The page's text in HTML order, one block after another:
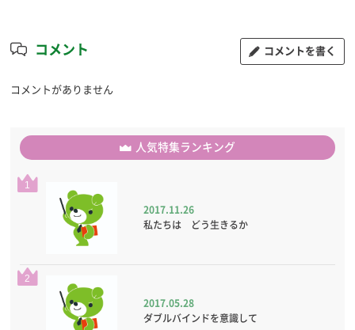
コメント コメントを書く
コメントがありません
人気特集ランキング
1
2017.11.26
私たちは どう生きるか
2
2017.05.28
ダブルバインドを意識して